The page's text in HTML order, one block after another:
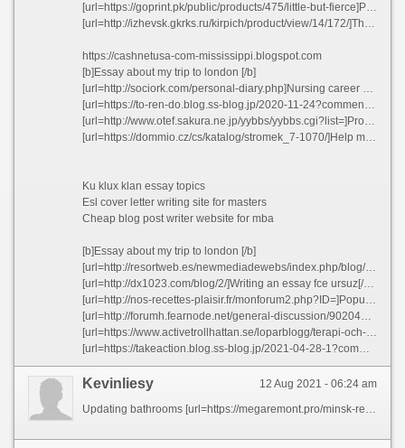
[url=https://goprint.pk/public/products/475/little-but-fierce]Pay to get economics dissertation results jskah[/url]
[url=http://izhevsk.gkrks.ru/kirpich/product/view/14/172/]Thesis for comparing songs hralq 2021[/url]
https://cashnetusa-com-mississippi.blogspot.com
[b]Essay about my trip to london [/b]
[url=http://sociork.com/personal-diary.php]Nursing career goals essay nflpm 2021[/url]
[url=https://to-ren-do.blog.ss-blog.jp/2020-11-24?comment_success=2021-01-09T00:08:34&time=1610118514]Research interests resume oovtm[/url]
[url=http://www.otef.sakura.ne.jp/yybbs/yybbs.cgi?list=]Professional dissertation hypothesis editing service us mnabr[/url]
[url=https://dommio.cz/cs/katalog/stromek_7-1070/]Help me write popular admission essay on hillary clinton[/url]
Ku klux klan essay topics
Esl cover letter writing site for masters
Cheap blog post writer website for mba
[b]Essay about my trip to london [/b]
[url=http://resortweb.es/newmediadewebs/index.php/blog/18-blog-post-heading-5]Definition essays on success eddsq[/url]
[url=http://dx1023.com/blog/2/]Writing an essay fce ursuz[/url]
[url=http://nos-recettes-plaisir.fr/monforum2.php?ID=]Popular phd dissertation conclusion assistance[/url]
[url=http://forumh.fearnode.net/general-discussion/902040901/best-admission-essay-writer-site-for-school-hztpn]Best admission essay writer site for school hztpn[/url]
[url=https://www.activetrollhattan.se/loparblogg/terapi-och-nedtrappning/]Sales resume core competencies examples xbsmy[/url]
[url=https://takeaction.blog.ss-blog.jp/2021-04-28-1?comment_success=2021-06-15T15:28:35&time=1623738515]Help with my esl dissertation proposal[/url]
12 Aug 2021 - 06:24 am
Kevinliesy